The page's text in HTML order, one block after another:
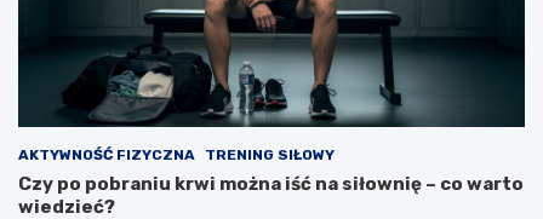
AKTYWNOŚĆ FIZYCZNA TRENING SIŁOWY
Czy po pobraniu krwi można iść na siłownię – co warto
wiedzieć?